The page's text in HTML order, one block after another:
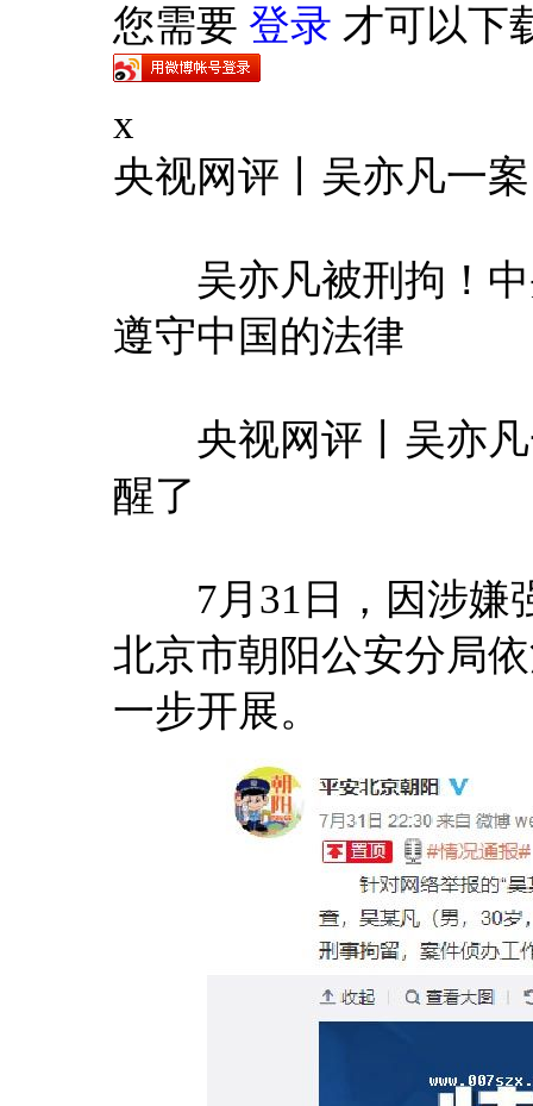
您需要 登录 才可以下
x
央视网评丨吴亦凡一
吴亦凡被刑拘！中
遵守中国的法律
央视网评丨吴亦凡
醒了
7月31日，因涉嫌
北京市朝阳公安分局
一步开展。